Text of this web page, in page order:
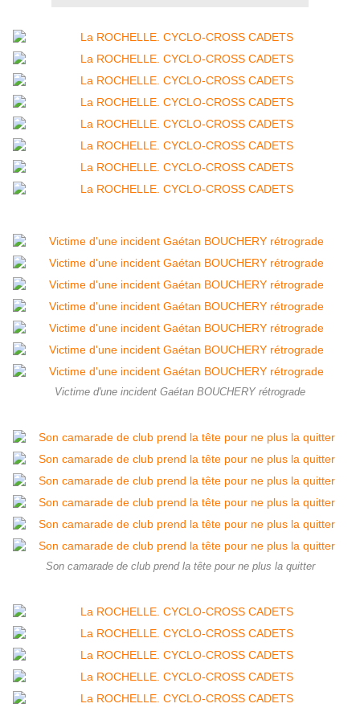
Victime d'une incident Gaétan BOUCHERY rétrograde
Son camarade de club prend la tête pour ne plus la quitter